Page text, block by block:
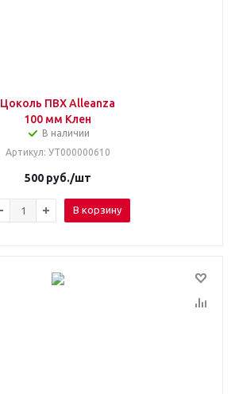
Цоколь ПВХ Alleanza
100 мм Клен
В наличии
Артикул: УТ000000610
500руб./шт
В корзину